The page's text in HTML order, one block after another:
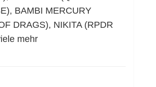
BAMBI MERCURY
DRAGS), NIKITA (RPDR
mehr